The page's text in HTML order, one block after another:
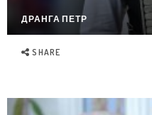
ДРАНГА ПЕТР
SHARE